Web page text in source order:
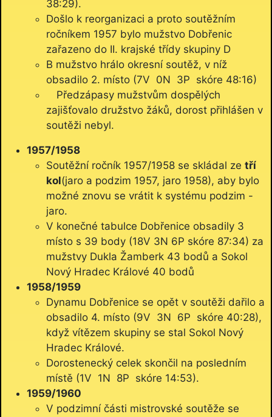
38:29).
Došlo k reorganizaci a proto soutěžním
ročníkem 1957 bylo mužstvo Dobřenic
zařazeno do II. krajské třídy skupiny D
B mužstvo hrálo okresní soutěž, v níž
obsadilo 2. místo (7V 0N 3P skóre 48:16)
Předzápasy mužstvům dospělých
zajišťovalo družstvo žáků, dorost přihlášen v
soutěži nebyl.
1957/1958
Soutěžní ročník 1957/1958 se skládal ze tří
kol(jaro a podzim 1957, jaro 1958), aby bylo
možné znovu se vrátit k systému podzim -
jaro.
V konečné tabulce Dobřenice obsadily 3
místo s 39 body (18V 3N 6P skóre 87:34) za
mužstvy Dukla Žamberk 43 bodů a Sokol
Nový Hradec Králové 40 bodů
1958/1959
Dynamu Dobřenice se opět v soutěži dařilo a
obsadilo 4. místo (9V 3N 6P skóre 40:28),
když vítězem skupiny se stal Sokol Nový
Hradec Králové.
Dorostenecký celek skončil na posledním
místě (1V 1N 8P skóre 14:53).
1959/1960
V podzimní části mistrovské soutěže se